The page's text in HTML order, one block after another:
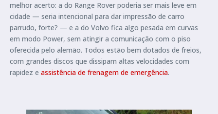
melhor acerto: a do Range Rover poderia ser mais leve em
cidade — seria intencional para dar impressão de carro
parrudo, forte? — e a do Volvo fica algo pesada em curvas
em modo Power, sem atingir a comunicação com o piso
oferecida pelo alemão. Todos estão bem dotados de freios,
com grandes discos que dissipam altas velocidades com
rapidez e assistência de frenagem de emergência.